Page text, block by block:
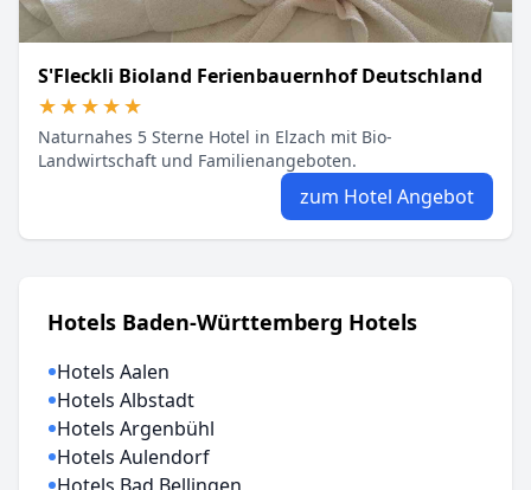
S'Fleckli Bioland Ferienbauernhof Deutschland
★★★★★
★★★★★
Naturnahes 5 Sterne Hotel in Elzach mit Bio-
Landwirtschaft und Familienangeboten.
zum Hotel Angebot
Hotels Baden-Württemberg Hotels
Hotels Aalen
Hotels Albstadt
Hotels Argenbühl
Hotels Aulendorf